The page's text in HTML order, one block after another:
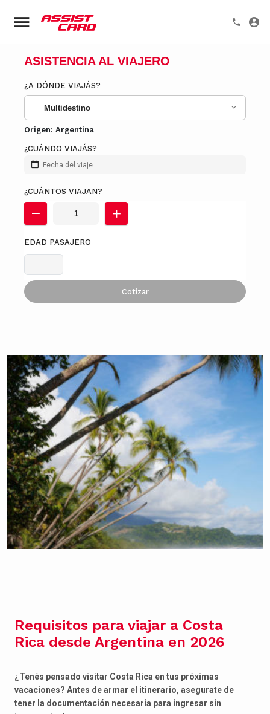
ASISTENCIA AL VIAJERO
¿A DÓNDE VIAJÁS?
Multidestino
Origen: Argentina
¿CUÁNDO VIAJÁS?
Fecha del viaje
¿CUÁNTOS VIAJAN?
EDAD PASAJERO
Cotizar
Requisitos para viajar a Costa
Rica desde Argentina en 2026
¿Tenés pensado visitar Costa Rica en tus próximas
vacaciones? Antes de armar el itinerario, asegurate de
tener la documentación necesaria para ingresar sin